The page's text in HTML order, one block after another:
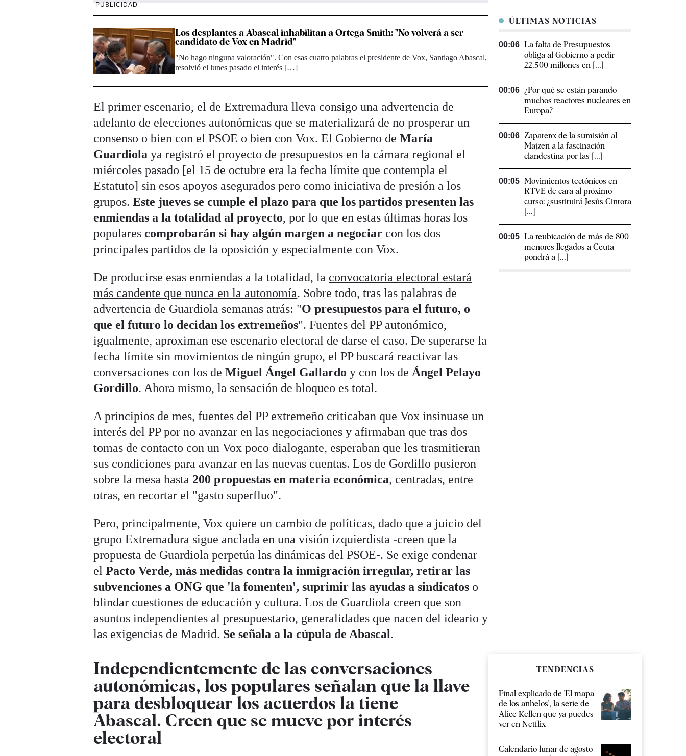
PUBLICIDAD
Los desplantes a Abascal inhabilitan a Ortega Smith: "No volverá a ser
candidato de Vox en Madrid"
"No hago ninguna valoración". Con esas cuatro palabras el presidente de Vox, Santiago Abascal,
resolvió el lunes pasado el interés […]
El primer escenario, el de Extremadura lleva consigo una advertencia de
adelanto de elecciones autonómicas que se materializará de no prosperar un
consenso o bien con el PSOE o bien con Vox. El Gobierno deMaría
Guardiola ya registró el proyecto de presupuestos en la cámara regional el
miércoles pasado [el 15 de octubre era la fecha límite que contempla el
Estatuto] sin esos apoyos asegurados pero como iniciativa de presión a los
grupos.Este jueves se cumple el plazo para que los partidos presenten las
enmiendas a la totalidad al proyecto, por lo que en estas últimas horas los
popularescomprobarán si hay algún margen a negociar con los dos
principales partidos de la oposición y especialmente con Vox.
De producirse esas enmiendas a la totalidad, la convocatoria electoral estará
más candente que nunca en la autonomía. Sobre todo, tras las palabras de
advertencia de Guardiola semanas atrás: "O presupuestos para el futuro, o
que el futuro lo decidan los extremeños". Fuentes del PP autonómico,
igualmente, aproximan ese escenario electoral de darse el caso. De superarse la
fecha límite sin movimientos de ningún grupo, el PP buscará reactivar las
conversaciones con los deMiguel Ángel Gallardo y con los deÁngel Pelayo
Gordillo. Ahora mismo, la sensación de bloqueo es total.
A principios de mes, fuentes del PP extremeño criticaban que Vox insinuase un
interés del PP por no avanzar en las negociaciones y afirmaban que tras dos
tomas de contacto con un Vox poco dialogante, esperaban que les trasmitieran
sus condiciones para avanzar en las nuevas cuentas. Los de Gordillo pusieron
sobre la mesa hasta 200 propuestas en materia económica, centradas, entre
otras, en recortar el "gasto superfluo".
Pero, principalmente, Vox quiere un cambio de políticas, dado que a juicio del
grupo Extremadura sigue anclada en una visión izquierdista -creen que la
propuesta de Guardiola perpetúa las dinámicas del PSOE-. Se exige condenar
elPacto Verde, más medidas contra la inmigración irregular, retirar las
subvenciones a ONG que 'la fomenten', suprimir las ayudas a sindicatos o
blindar cuestiones de educación y cultura. Los de Guardiola creen que son
asuntos independientes al presupuestario, generalidades que nacen del ideario y
las exigencias de Madrid. Se señala a la cúpula de Abascal.
Independientemente de las conversaciones
autonómicas, los populares señalan que la llave
para desbloquear los acuerdos la tiene
Abascal. Creen que se mueve por interés
electoral
ÚLTIMAS NOTICIAS
00:06 La falta de Presupuestos
obliga al Gobierno a pedir
22.500 millones en [...]
00:06 ¿Por qué se están parando
muchos reactores nucleares en
Europa?
00:06 Zapatero: de la sumisión al
Majzen a la fascinación
clandestina por las [...]
00:05 Movimientos tectónicos en
RTVE de cara al próximo
curso: ¿sustituirá Jesús Cintora
[...]
00:05 La reubicación de más de 800
menores llegados a Ceuta
pondrá a [...]
TENDENCIAS
Final explicado de 'El mapa
de los anhelos', la serie de
Alice Kellen que ya puedes
ver en Netflix
Calendario lunar de agosto